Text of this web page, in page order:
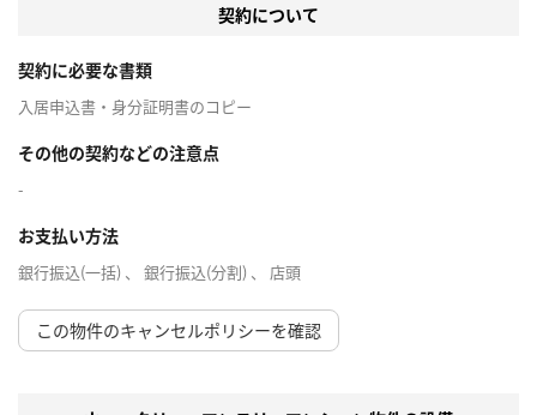
契約について
契約に必要な書類
入居申込書・身分証明書のコピー
その他の契約などの注意点
-
お支払い方法
銀行振込(一括) 、 銀行振込(分割) 、 店頭
この物件のキャンセルポリシーを確認